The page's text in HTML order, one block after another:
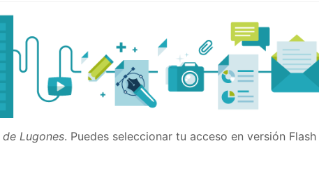
Lugones. Puedes seleccionar tu acceso en versión